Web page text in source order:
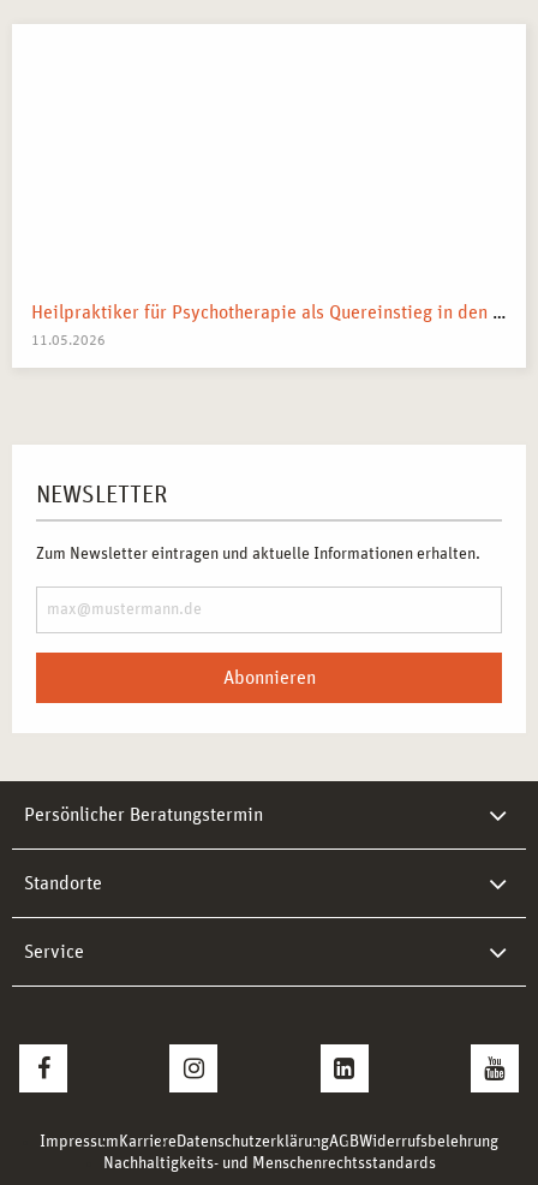
Heilpraktiker für Psychotherapie als Quereinstieg in den Heilberuf
11.05.2026
NEWSLETTER
Zum Newsletter eintragen und aktuelle Informationen erhalten.
Abonnieren
Persönlicher Beratungstermin
Standorte
Service
Impressum KarriereDatenschutzerklärungAGBWiderrufsbelehrung
Nachhaltigkeits- und Menschenrechtsstandards